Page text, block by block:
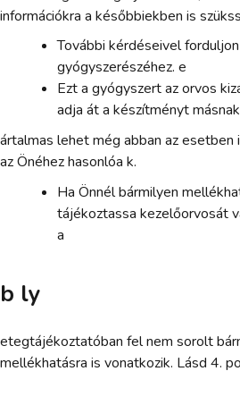
információkra a későbbiekben is
További kérdéseivel
gyógyszerészéhez. e
Ezt a gyógyszert az orvos
adja át a készítményt
ártalmas lehet még abban az
az Önéhez hasonlóa k.
Ha Önnél bármilyen
tájékoztassa kezelőorvosát
a
b ly
etegtájékoztatóban fel nem sorolt
mellékhatásra is vonatkozik. Lásd 4.